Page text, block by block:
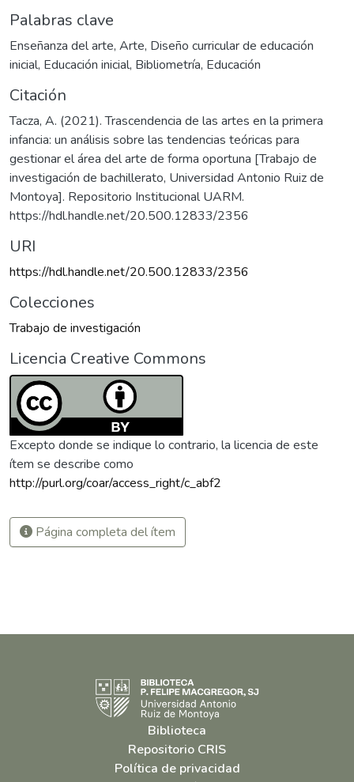
Palabras clave
Enseñanza del arte, Arte, Diseño curricular de educación
inicial, Educación inicial, Bibliometría, Educación
Citación
Tacza, A. (2021). Trascendencia de las artes en la primera
infancia: un análisis sobre las tendencias teóricas para
gestionar el área del arte de forma oportuna [Trabajo de
investigación de bachillerato, Universidad Antonio Ruiz de
Montoya]. Repositorio Institucional UARM.
https://hdl.handle.net/20.500.12833/2356
URI
https://hdl.handle.net/20.500.12833/2356
Colecciones
Trabajo de investigación
Licencia Creative Commons
Excepto donde se indique lo contrario, la licencia de este
ítem se describe como
http://purl.org/coar/access_right/c_abf2
Página completa del ítem
Biblioteca
Repositorio CRIS
Política de privacidad